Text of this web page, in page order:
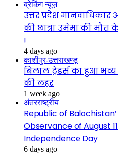
ब्रेकिंग न्यूज़
उत्तर प्रदेश
की छात्रा उमेमा की
!
4 days ago
काशीपुर-उत्तराखण्ड़
बिलाल ट्रेडर्स का हुआ
की लहर
1 week ago
अंतरराष्ट्रीय
Republic of
Observance of August
Independence Day
6 days ago